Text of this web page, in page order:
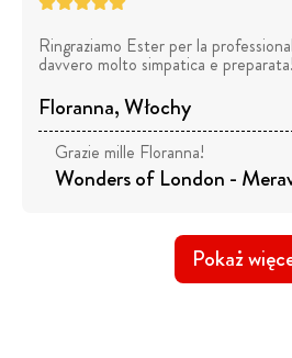
Ringraziamo Ester per la
davvero molto simpatica e preparata!
Floranna, Włochy
Grazie mille Floranna!
Wonders of London -
Pokaż